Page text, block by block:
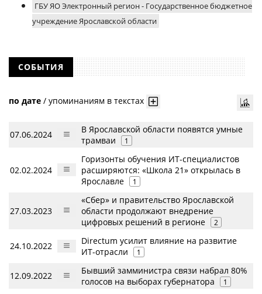
ГБУ ЯО Электронный регион - Государственное бюджетное
учреждение Ярославской области
СОБЫТИЯ
по дате / упоминаниям в текстах
07.06.2024
В Ярославской области появятся умные
трамваи
1
02.02.2024
Горизонты обучения ИТ-специалистов
расширяются: «Школа 21» открылась в
Ярославле
1
27.03.2023
«Сбер» и правительство Ярославской
области продолжают внедрение
цифровых решений в регионе
2
24.10.2022
Directum усилит влияние на развитие
ИТ-отрасли
1
12.09.2022
Бывший замминистра связи набрал 80%
голосов на выборах губернатора
1